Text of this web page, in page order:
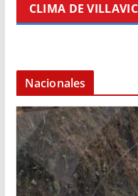
CLIMA DE
Nacionales